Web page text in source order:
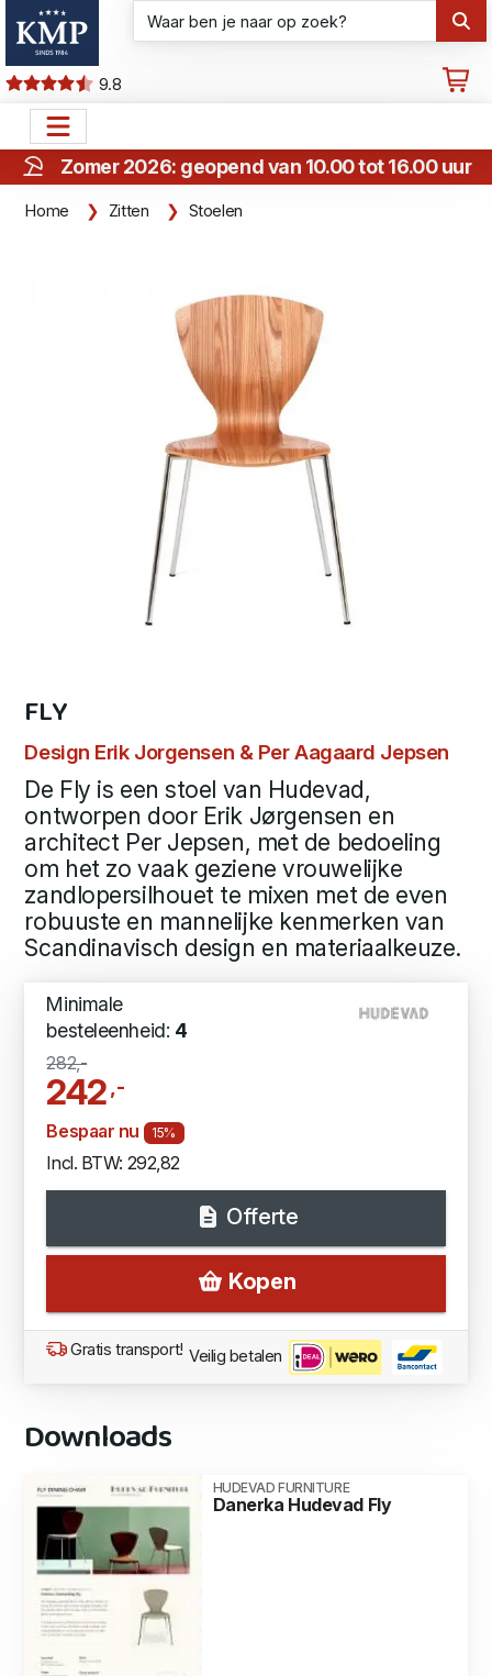
9.8
Zomer 2026: geopend van 10.00 tot 16.00 uur
Home Zitten Stoelen
FLY
Design Erik Jorgensen & Per Aagaard Jepsen
De Fly is een stoel van Hudevad,
ontworpen door Erik Jørgensen en
architect Per Jepsen, met de bedoeling
om het zo vaak geziene vrouwelijke
zandlopersilhouet te mixen met de even
robuuste en mannelijke kenmerken van
Scandinavisch design en materiaalkeuze.
Minimale
besteleenheid: 4
282,-
242,-
Bespaar nu 15%
Incl. BTW: 292,82
Offerte
Kopen
Gratis transport! Veilig betalen
Downloads
HUDEVAD FURNITURE
Danerka Hudevad Fly